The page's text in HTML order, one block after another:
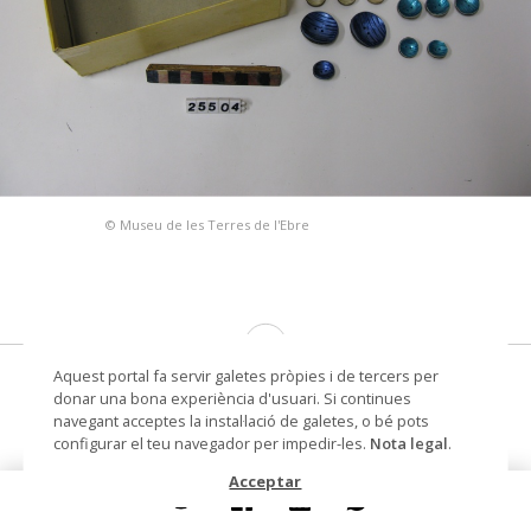
© Museu de les Terres de l'Ebre
capsa de botons de botiga amb botons
solts
Lloc de procedència Amposta
Aquest portal fa servir galetes pròpies i de tercers per
donar una bona experiència d'usuari. Si continues
navegant acceptes la instal·lació de galetes, o bé pots
configurar el teu navegador per impedir-les. Nota legal.
Acceptar